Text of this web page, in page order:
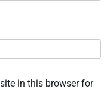
in this browser for